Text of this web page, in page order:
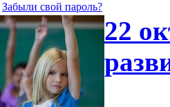
Забыли свой пароль?
22